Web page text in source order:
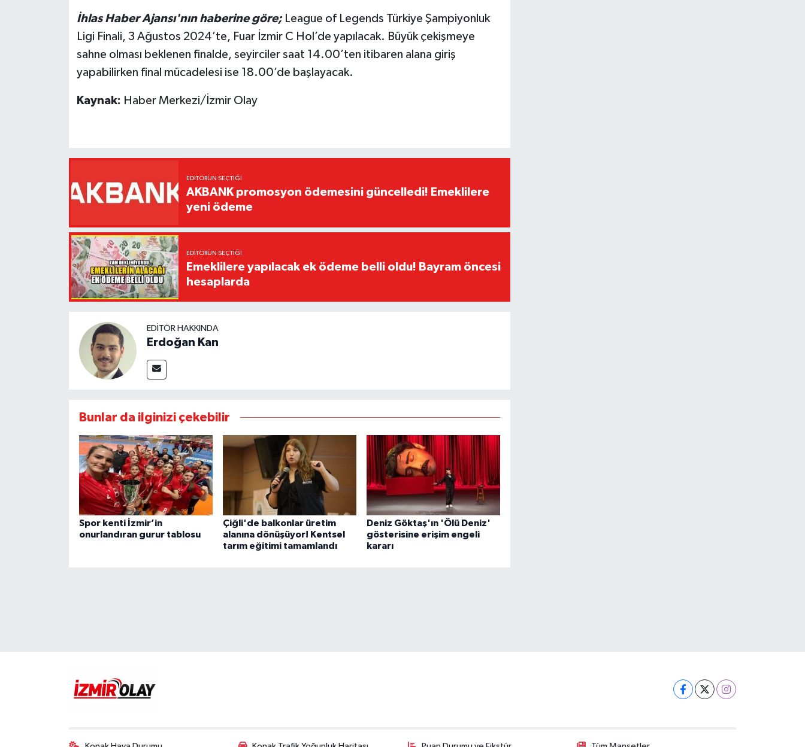
İhlas Haber Ajansı'nın haberine göre; League of Legends Türkiye Şampiyonluk
Ligi Finali, 3 Ağustos 2024’te, Fuar İzmir C Hol’de yapılacak. Büyük çekişmeye
sahne olması beklenen finalde, seyirciler saat 14.00’ten itibaren alana giriş
yapabilirken final mücadelesi ise 18.00’de başlayacak.
Kaynak: Haber Merkezi/İzmir Olay
EDITÖRÜN SEÇTIĞI
AKBANK promosyon ödemesini güncelledi! Emeklilere
yeni ödeme
EDITÖRÜN SEÇTIĞI
Emeklilere yapılacak ek ödeme belli oldu! Bayram öncesi
hesaplarda
EDITÖR HAKKINDA
Erdoğan Kan
Bunlar da ilginizi çekebilir
Spor kenti İzmir’in
onurlandıran gurur tablosu
Çiğli'de balkonlar üretim
alanına dönüşüyor! Kentsel
tarım eğitimi tamamlandı
Deniz Göktaş'ın 'Ölü Deniz'
gösterisine erişim engeli
kararı